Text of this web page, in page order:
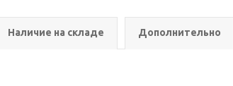
Наличие на складе Дополнительно